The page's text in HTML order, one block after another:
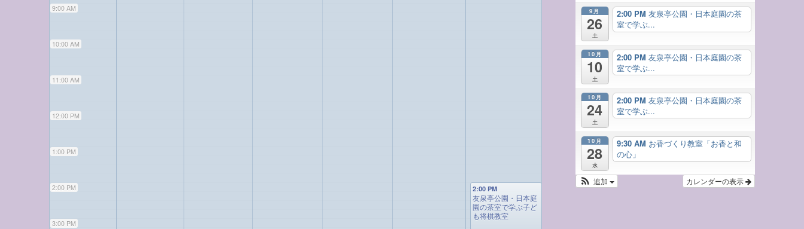
9:00 AM
10:00 AM
11:00 AM
12:00 PM
1:00 PM
2:00 PM
3:00 PM
2:00 PM
友泉亭公園・日本庭
園の茶室で学ぶ子ど
も将棋教室
9月
26
土
2:00 PM 友泉亭公園・日本庭園の茶
室で学ぶ...
10月
10
土
2:00 PM 友泉亭公園・日本庭園の茶
室で学ぶ...
10月
24
土
2:00 PM 友泉亭公園・日本庭園の茶
室で学ぶ...
10月
28
水
9:30 AM お香づくり教室「お香と和
の心」
カレンダーの表示
追加